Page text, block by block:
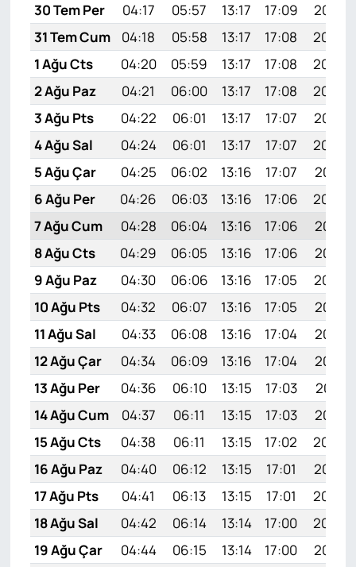
30 Tem Per
04:17 05:57 13:17 17:09
20:27
31 Tem Cum
04:18 05:58 13:17 17:08
20:26
1 Ağu Cts
04:20 05:59 13:17 17:08
20:25
2 Ağu Paz
04:21 06:00 13:17 17:08
20:24
3 Ağu Pts
04:22 06:01 13:17 17:07
20:23
4 Ağu Sal
04:24 06:01 13:17 17:07
20:22
5 Ağu Çar
04:25 06:02 13:16 17:07
20:21
6 Ağu Per
04:26 06:03 13:16 17:06
20:20
7 Ağu Cum
04:28 06:04 13:16 17:06
20:18
8 Ağu Cts
04:29 06:05 13:16 17:06
20:17
9 Ağu Paz
04:30 06:06 13:16 17:05
20:16
10 Ağu Pts
04:32 06:07 13:16 17:05
20:15
11 Ağu Sal
04:33 06:08 13:16 17:04
20:14
12 Ağu Çar
04:34 06:09 13:16 17:04
20:12
13 Ağu Per
04:36 06:10 13:15 17:03
20:11
14 Ağu Cum
04:37 06:11 13:15 17:03
20:10
15 Ağu Cts
04:38 06:11 13:15 17:02
20:09
16 Ağu Paz
04:40 06:12 13:15 17:01
20:07
17 Ağu Pts
04:41 06:13 13:15 17:01
20:06
18 Ağu Sal
04:42 06:14 13:14 17:00
20:05
19 Ağu Çar
04:44 06:15 13:14 17:00
20:03